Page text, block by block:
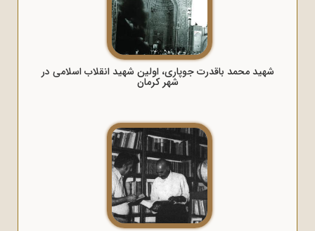
شهید محمد باقدرت جوپاری، اولین شهید انقلاب اسلامی در
شهر کرمان